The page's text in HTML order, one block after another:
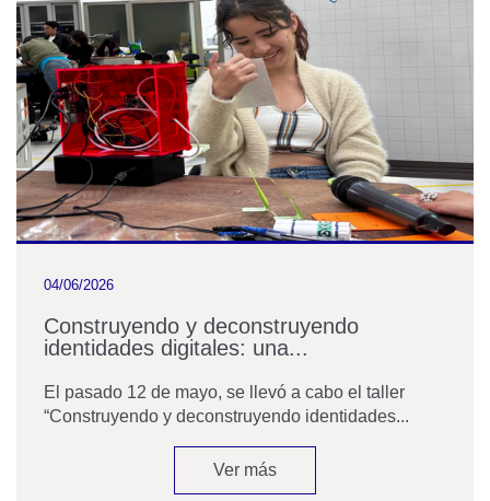
04/06/2026
Construyendo y deconstruyendo
identidades digitales: una...
El pasado 12 de mayo, se llevó a cabo el taller
“Construyendo y deconstruyendo identidades...
Ver más